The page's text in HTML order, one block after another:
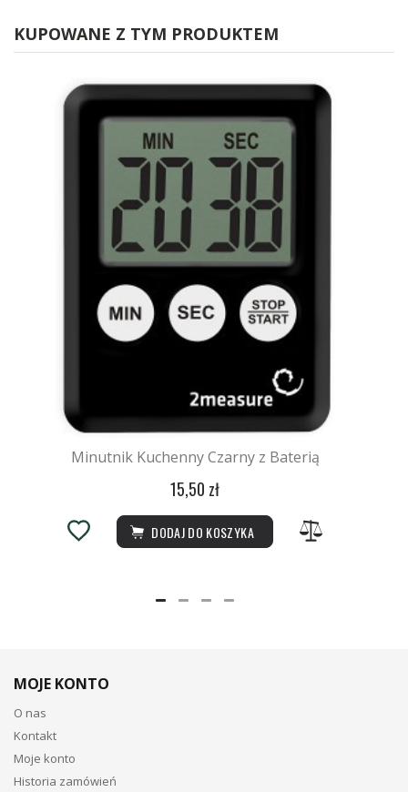
KUPOWANE Z TYM PRODUKTEM
Minutnik Kuchenny Czarny z Baterią
15,50 zł
DODAJ DO KOSZYKA
MOJE KONTO
O nas
Kontakt
Moje konto
Historia zamówień